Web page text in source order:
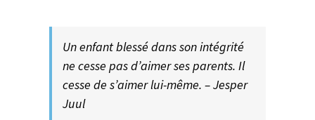
Un enfant blessé dans son intégrité
ne cesse pas d’aimer ses parents. Il
cesse de s’aimer lui-même. – Jesper
Juul